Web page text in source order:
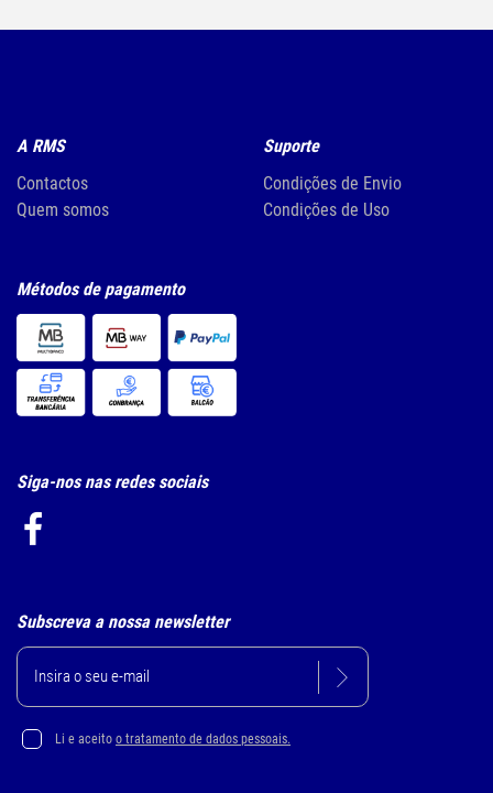
A RMS
Contactos
Quem somos
Suporte
Condições de Envio
Condições de Uso
Métodos de pagamento
Siga-nos nas redes sociais
Subscreva a nossa newsletter
Li e aceito o tratamento de dados pessoais.